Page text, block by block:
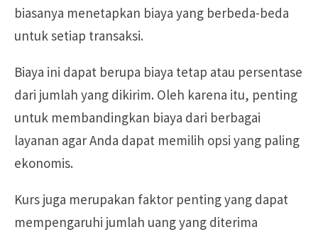
biasanya menetapkan biaya yang berbeda-beda
untuk setiap transaksi.
Biaya ini dapat berupa biaya tetap atau persentase
dari jumlah yang dikirim. Oleh karena itu, penting
untuk membandingkan biaya dari berbagai
layanan agar Anda dapat memilih opsi yang paling
ekonomis.
Kurs juga merupakan faktor penting yang dapat
mempengaruhi jumlah uang yang diterima